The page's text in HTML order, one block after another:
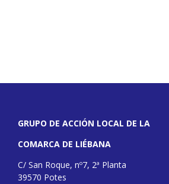
GRUPO DE ACCIÓN LOCAL DE LA
COMARCA DE LIÉBANA
C/ San Roque, nº7, 2ª Planta
39570 Potes